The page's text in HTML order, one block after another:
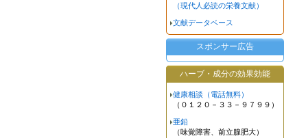
（現代人必読の栄養文献）
文献データベース
スポンサー広告
ハーブ・成分の効果効能
健康相談（電話無料）
（０１２０－３３－９７９９）
亜鉛
（味覚障害、前立腺肥大）